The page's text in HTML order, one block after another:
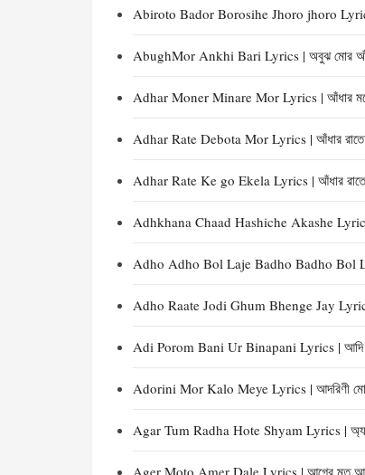
Abiroto Bador Borosihe Jhoro jhoro Lyrics |
AbughMor Ankhi Bari Lyrics | অবুঝ মোর আঁখি
Adhar Moner Minare Mor Lyrics | আঁধার মনের
Adhar Rate Debota Mor Lyrics | আঁধার রাতে
Adhar Rate Ke go Ekela Lyrics | আঁধার রাতে
Adhkhana Chaad Hashiche Akashe Lyrics |
Adho Adho Bol Laje Badho Badho Bol
Adho Raate Jodi Ghum Bhenge Jay Lyrics |
Adi Porom Bani Ur Binapani Lyrics | আদি পরম
Adorini Mor Kalo Meye Lyrics | আদরিণী মোর
Agar Tum Radha Hote Shyam Lyrics |